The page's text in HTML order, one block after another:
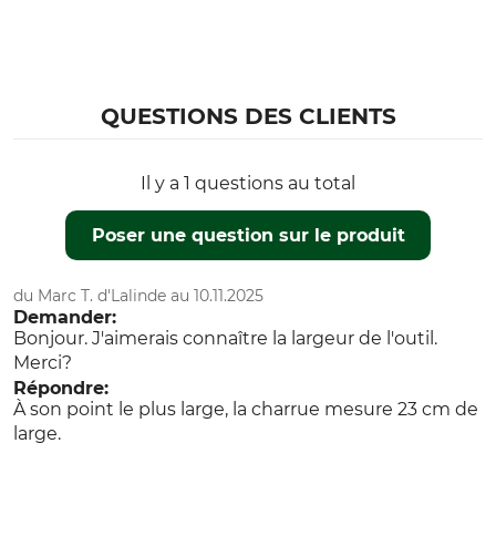
QUESTIONS DES CLIENTS
Il y a 1 questions au total
Poser une question sur le produit
du Marc T. d'Lalinde au 10.11.2025
Demander:
Bonjour. J'aimerais connaître la largeur de l'outil.
Merci?
Répondre:
À son point le plus large, la charrue mesure 23 cm de
large.